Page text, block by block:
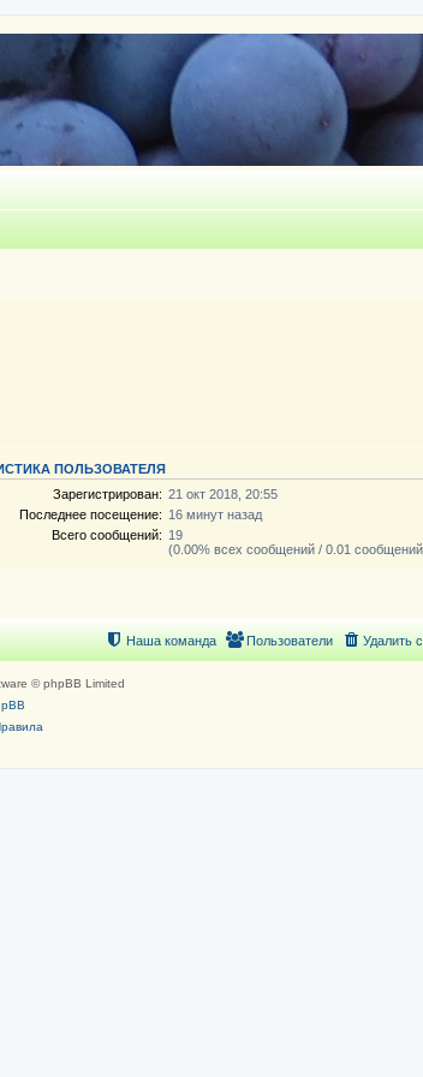
ПОЛЬЗОВАТЕЛЯ
Зарегистрирован: 21 окт 2018, 20:55
Последнее посещение: 16 минут назад
Всего сообщений: 19
(0.00% всех сообщений / 0.01
Удалить
Пользователи
Наша команда
© phpBB Limited